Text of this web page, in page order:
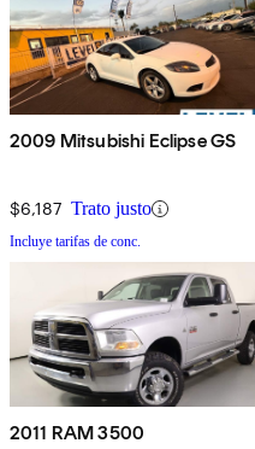
2009 Mitsubishi Eclipse GS
$6,187 Trato justo
Incluye tarifas de conc.
2011 RAM 3500